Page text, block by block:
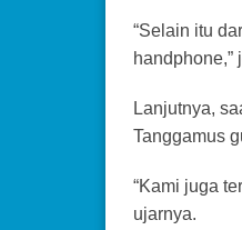
“Selain itu
handphone,”
Lanjutnya,
Tanggamus
“Kami juga
ujarnya.